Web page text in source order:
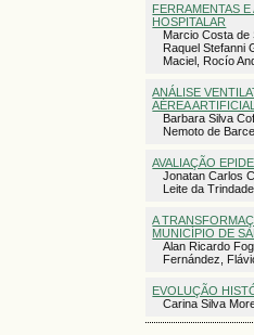
FERRAMENTAS
HOSPITALAR
Marcio Costa de
Raquel Stefanni
Maciel, Rocío
ANÁLISE
AÉREA
Barbara Silva
Nemoto de
AVALIAÇÃO
Jonatan Carlos
Leite da
A
MUNICÍPIO DE
Alan Ricardo
Fernández,
EVOLUÇÃO
Carina Silva